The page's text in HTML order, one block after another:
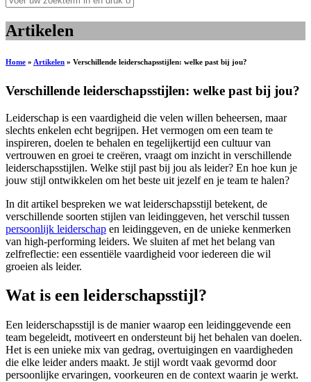
Artikelen
Home » Artikelen » Verschillende leiderschapsstijlen: welke past bij jou?
Verschillende leiderschapsstijlen: welke past bij jou?
Leiderschap is een vaardigheid die velen willen beheersen, maar
slechts enkelen echt begrijpen. Het vermogen om een team te
inspireren, doelen te behalen en tegelijkertijd een cultuur van
vertrouwen en groei te creëren, vraagt om inzicht in verschillende
leiderschapsstijlen. Welke stijl past bij jou als leider? En hoe kun je
jouw stijl ontwikkelen om het beste uit jezelf en je team te halen?
In dit artikel bespreken we wat leiderschapsstijl betekent, de
verschillende soorten stijlen van leidinggeven, het verschil tussen
persoonlijk leiderschap en leidinggeven, en de unieke kenmerken
van high-performing leiders. We sluiten af met het belang van
zelfreflectie: een essentiële vaardigheid voor iedereen die wil
groeien als leider.
Wat is een leiderschapsstijl?
Een leiderschapsstijl is de manier waarop een leidinggevende een
team begeleidt, motiveert en ondersteunt bij het behalen van doelen.
Het is een unieke mix van gedrag, overtuigingen en vaardigheden
die elke leider anders maakt. Je stijl wordt vaak gevormd door
persoonlijke ervaringen, voorkeuren en de context waarin je werkt.